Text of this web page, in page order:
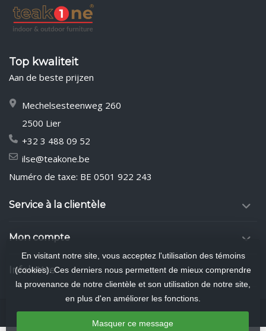
Top kwaliteit
Aan de beste prijzen
Mechelsesteenweg 260
2500 Lier
+32 3 488 09 52
ilse@teakone.be
Numéro de taxe: BE 0501 922 243
Service à la clientèle
Mon compte
Infolettre
En visitant notre site, vous acceptez l'utilisation des témoins
(cookies). Ces derniers nous permettent de mieux comprendre
la provenance de notre clientèle et son utilisation de notre site,
en plus d'en améliorer les fonctions.
Masquer ce message